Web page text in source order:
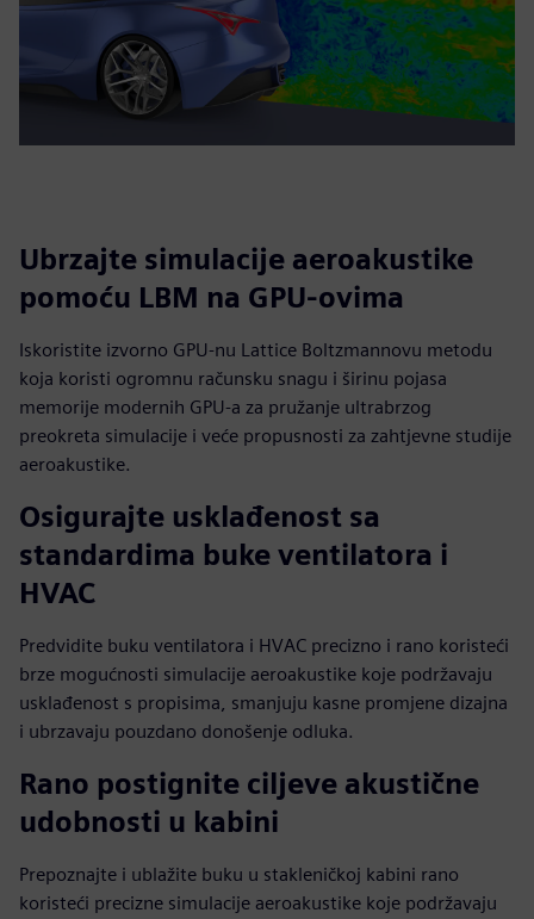
Ubrzajte simulacije aeroakustike
pomoću LBM na GPU-ovima
Iskoristite izvorno GPU-nu Lattice Boltzmannovu metodu
koja koristi ogromnu računsku snagu i širinu pojasa
memorije modernih GPU-a za pružanje ultrabrzog
preokreta simulacije i veće propusnosti za zahtjevne studije
aeroakustike.
Osigurajte usklađenost sa
standardima buke ventilatora i
HVAC
Predvidite buku ventilatora i HVAC precizno i rano koristeći
brze mogućnosti simulacije aeroakustike koje podržavaju
usklađenost s propisima, smanjuju kasne promjene dizajna
i ubrzavaju pouzdano donošenje odluka.
Rano postignite ciljeve akustične
udobnosti u kabini
Prepoznajte i ublažite buku u stakleničkoj kabini rano
koristeći precizne simulacije aeroakustike koje podržavaju